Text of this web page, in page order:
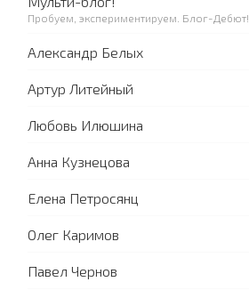
Пробуем, экспериментируем. Блог-Дебют!
Александр Белых
Артур Литейный
Любовь Илюшина
Анна Кузнецова
Елена Петросянц
Олег Каримов
Павел Чернов